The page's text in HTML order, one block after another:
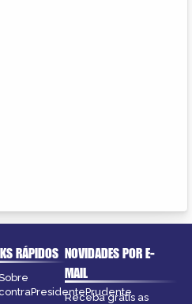
RÁPIDOS NOVIDADES POR E-
MAIL
Receba grátis as